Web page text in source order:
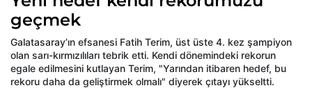
geçmek
Galatasaray’ın efsanesi Fatih Terim, üst üste 4. kez şampiyon
olan sarı-kırmızılıları tebrik etti. Kendi dönemindeki rekorun
egale edilmesini kutlayan Terim, "Yarından itibaren hedef, bu
rekoru daha da geliştirmek olmalı" diyerek çıtayı yükseltti.